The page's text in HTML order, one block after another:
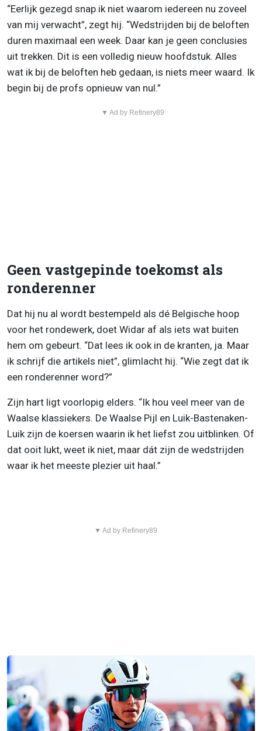
“Eerlijk gezegd snap ik niet waarom iedereen nu zoveel
van mij verwacht”, zegt hij. “Wedstrijden bij de beloften
duren maximaal een week. Daar kan je geen conclusies
uit trekken. Dit is een volledig nieuw hoofdstuk. Alles
wat ik bij de beloften heb gedaan, is niets meer waard. Ik
begin bij de profs opnieuw van nul.”
▼ Ad by Refinery89
Geen vastgepinde toekomst als
ronderenner
Dat hij nu al wordt bestempeld als dé Belgische hoop
voor het rondewerk, doet Widar af als iets wat buiten
hem om gebeurt. “Dat lees ik ook in de kranten, ja. Maar
ik schrijf die artikels niet”, glimlacht hij. “Wie zegt dat ik
een ronderenner word?”
Zijn hart ligt voorlopig elders. “Ik hou veel meer van de
Waalse klassiekers. De Waalse Pijl en Luik-Bastenaken-
Luik zijn de koersen waarin ik het liefst zou uitblinken. Of
dat ooit lukt, weet ik niet, maar dát zijn de wedstrijden
waar ik het meeste plezier uit haal.”
▼ Ad by Refinery89